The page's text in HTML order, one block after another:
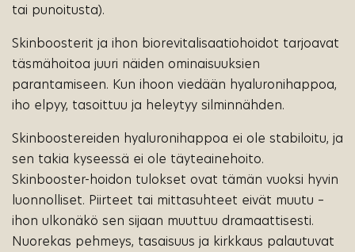
tai punoitusta).
Skinboosterit ja ihon biorevitalisaatiohoidot tarjoavat
täsmähoitoa juuri näiden ominaisuuksien
parantamiseen. Kun ihoon viedään hyaluronihappoa,
iho elpyy, tasoittuu ja heleytyy silminnähden.
Skinboostereiden hyaluronihappoa ei ole stabiloitu, ja
sen takia kyseessä ei ole täyteainehoito.
Skinbooster-hoidon tulokset ovat tämän vuoksi hyvin
luonnolliset. Piirteet tai mittasuhteet eivät muutu –
ihon ulkonäkö sen sijaan muuttuu dramaattisesti.
Nuorekas pehmeys, tasaisuus ja kirkkaus palautuvat